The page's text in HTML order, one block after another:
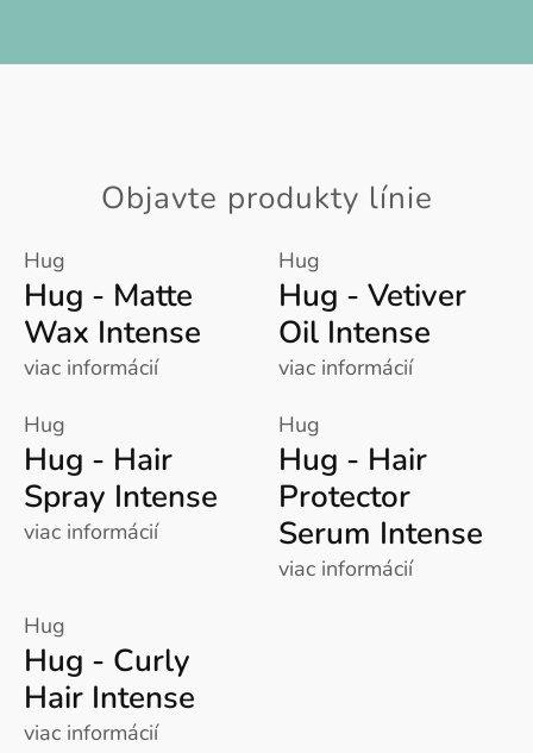
Objavte produkty línie
Hug
Hug - Matte
Wax Intense
viac informácií
Hug
Hug - Vetiver
Oil Intense
viac informácií
Hug
Hug - Hair
Spray Intense
viac informácií
Hug
Hug - Hair
Protector
Serum Intense
viac informácií
Hug
Hug - Curly
Hair Intense
viac informácií